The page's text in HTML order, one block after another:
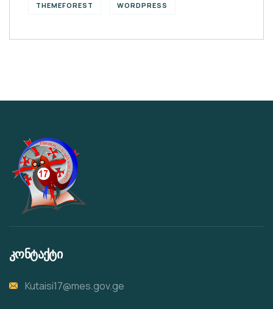
THEMEFOREST WORDPRESS
კონტაქტი
Kutaisi17@mes.gov.ge